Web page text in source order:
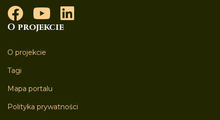
O projekcie
O projekcie
Tagi
Mapa portalu
Polityka prywatności